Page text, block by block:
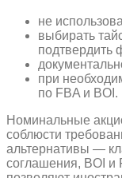
не
выбирать
подтвердить
при
по FBA и BOI.
Номинальные
соблюсти
альтернативы —
соглашения, BOI и